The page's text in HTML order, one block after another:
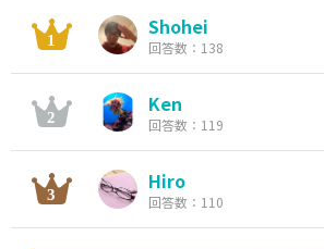
Shohei
回答数：138
Ken
回答数：119
Hiro
回答数：110